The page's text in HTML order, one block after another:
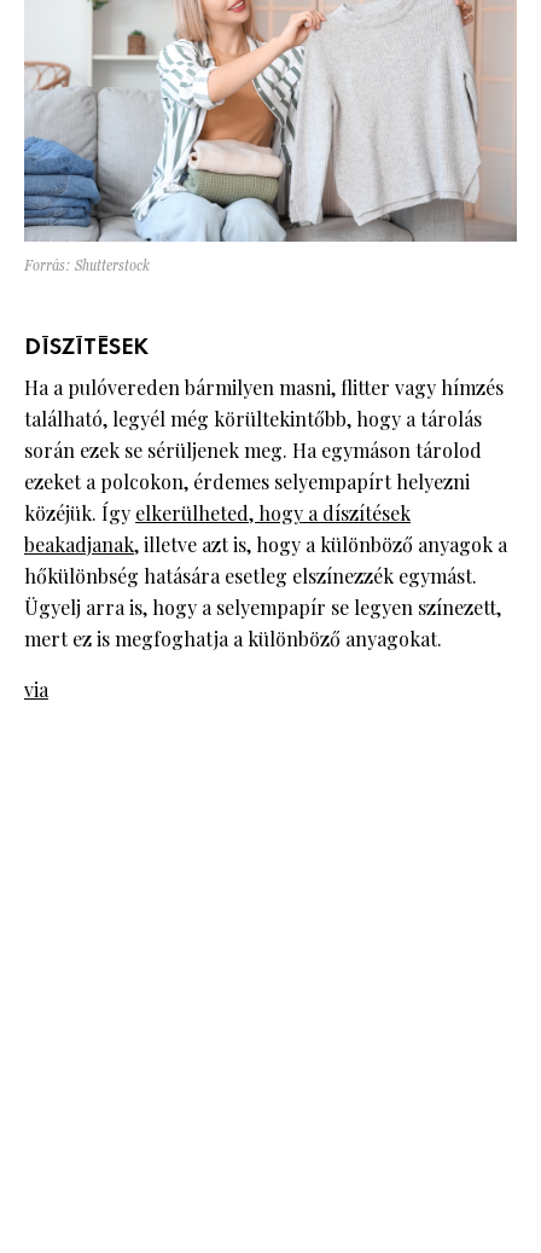
Forrás: Shutterstock
DÍSZÍTÉSEK
Ha a pulóvereden bármilyen masni, flitter vagy hímzés
található, legyél még körültekintőbb, hogy a tárolás
során ezek se sérüljenek meg. Ha egymáson tárolod
ezeket a polcokon, érdemes selyempapírt helyezni
közéjük. Így elkerülheted, hogy a díszítések
beakadjanak, illetve azt is, hogy a különböző anyagok a
hőkülönbség hatására esetleg elszínezzék egymást.
Ügyelj arra is, hogy a selyempapír se legyen színezett,
mert ez is megfoghatja a különböző anyagokat.
via